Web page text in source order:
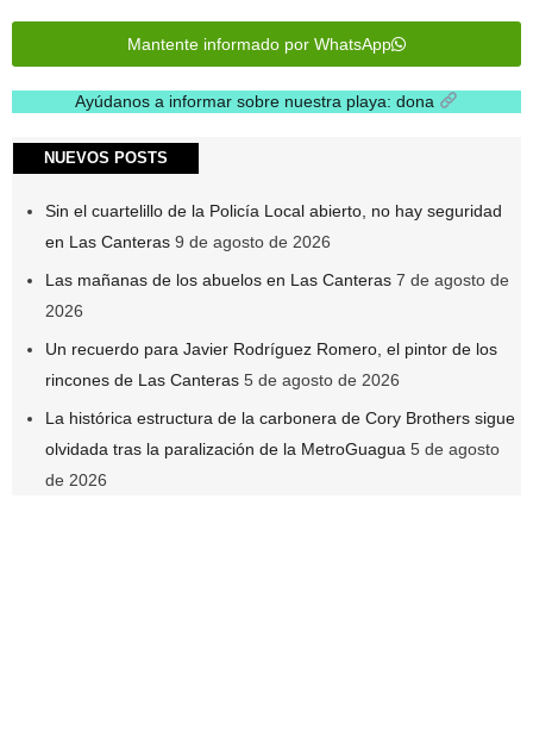
Mantente informado por WhatsApp
Ayúdanos a informar sobre nuestra playa: dona
NUEVOS POSTS
.
Sin el cuartelillo de la Policía Local abierto, no hay seguridad
en Las Canteras 9 de agosto de 2026
Las mañanas de los abuelos en Las Canteras 7 de agosto de
2026
Un recuerdo para Javier Rodríguez Romero, el pintor de los
rincones de Las Canteras 5 de agosto de 2026
La histórica estructura de la carbonera de Cory Brothers sigue
olvidada tras la paralización de la MetroGuagua 5 de agosto
de 2026